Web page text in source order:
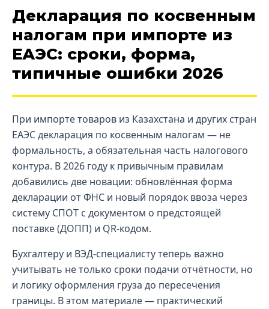
Декларация по косвенным
налогам при импорте из
ЕАЭС: сроки, форма,
типичные ошибки 2026
При импорте товаров из Казахстана и других стран
ЕАЭС декларация по косвенным налогам — не
формальность, а обязательная часть налогового
контура. В 2026 году к привычным правилам
добавились две новации: обновлённая форма
декларации от ФНС и новый порядок ввоза через
систему СПОТ с документом о предстоящей
поставке (ДОПП) и QR-кодом.
Бухгалтеру и ВЭД-специалисту теперь важно
учитывать не только сроки подачи отчётности, но
и логику оформления груза до пересечения
границы. В этом материале — практический